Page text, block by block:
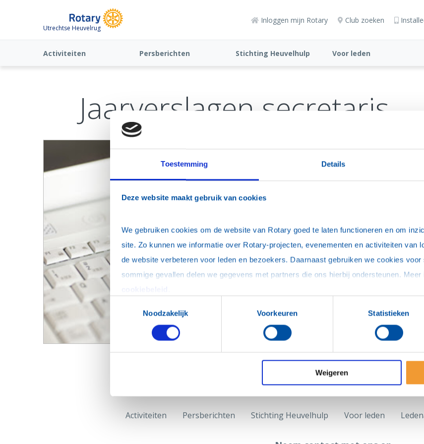
Toestemming Details
Deze website maakt gebruik van cookies
We gebruiken cookies om de website van Rotary goed te laten functioneren en om
site. Zo kunnen we informatie over Rotary-projecten, evenementen en activiteiten van
de website verbeteren voor leden en bezoekers. Daarnaast gebruiken we cookies
Noodzakelijk
Voorkeuren Statistieken
Weigeren
Utrechtse Heuvelrug
Inloggen mijn Rotary Club zoeken
Activiteiten Persberichten Stichting Heuvelhulp Voor leden
Jaarverslagen secretaris
Activiteiten Persberichten Stichting Heuvelhulp Voor leden